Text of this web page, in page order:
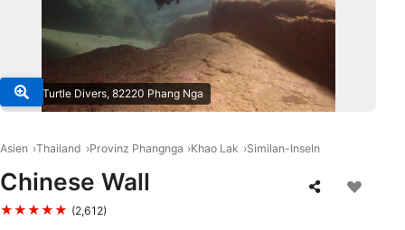
© Sea Turtle Divers, 82220 Phang Nga
Asien Thailand Provinz Phangnga Khao Lak Similan-Inseln
Chinese Wall
★★★★★ (2,612)